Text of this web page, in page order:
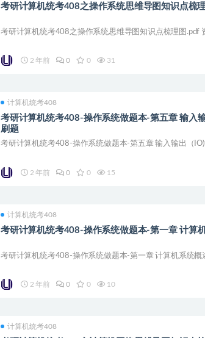
考研计算机统考408之操作系统思维导图知识点梳
考研计算机统考408之操作系统思维导图知识点梳理图.pdf
2 年前 0 0 31
计算机统考408
考研计算机统考408-操作系统做题本-第五章 输入
刷题
考研计算机统考408-操作系统做题本-第五章 输入输出（
2 年前 0 0 15
计算机统考408
考研计算机统考408-操作系统做题本-第一章 计算
考研计算机统考408-操作系统做题本-第一章 计算机系统概
2 年前 0 0 10
计算机统考408